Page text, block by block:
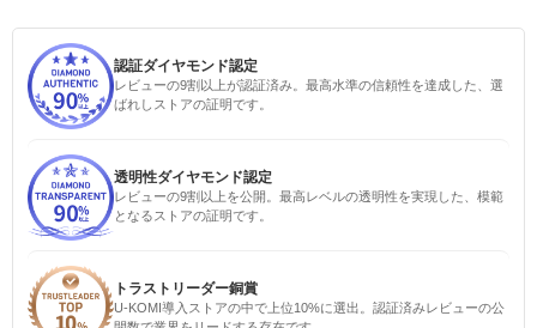
認証ダイヤモンド認定
レビューの9割以上が認証済み。最高水準の信頼性を達成した、選
ばれしストアの証明です。
透明性ダイヤモンド認定
レビューの9割以上を公開。最高レベルの透明性を実現した、模範
となるストアの証明です。
トラストリーダー銅賞
U-KOMI導入ストアの中で上位10%に選出。認証済みレビューの公